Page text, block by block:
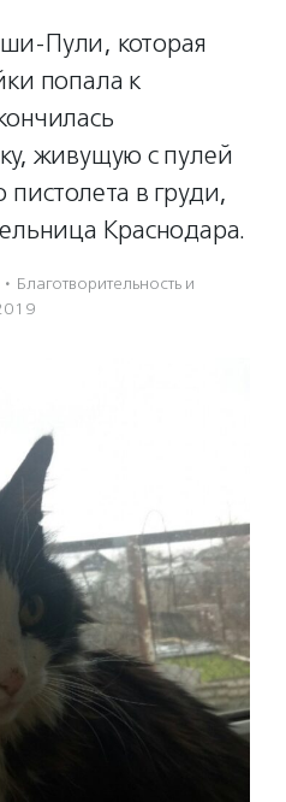
Пули, которая
попала к
живущую с пулей
пистолета в груди,
Краснодара.
· Благотвори­тель­ность и